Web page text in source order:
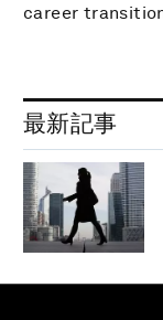
career
最新記事